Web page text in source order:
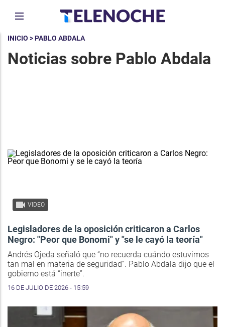
INICIO > PABLO ABDALA
Noticias sobre Pablo Abdala
VIDEO
Legisladores de la oposición criticaron a Carlos
Negro: "Peor que Bonomi" y "se le cayó la teoría"
Andrés Ojeda señaló que “no recuerda cuándo estuvimos
tan mal en materia de seguridad”. Pablo Abdala dijo que el
gobierno está “inerte”.
16 DE JULIO DE 2026 - 15:59